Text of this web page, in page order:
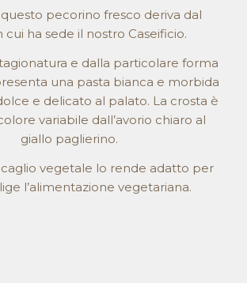
pecorino fresco deriva dal
cui ha sede il nostro Caseificio.
e dalla particolare forma
una pasta bianca e morbida
e delicato al palato. La crosta è
variabile dall’avorio chiaro al
giallo paglierino.
caglio vegetale lo rende adatto per
l’alimentazione vegetariana.